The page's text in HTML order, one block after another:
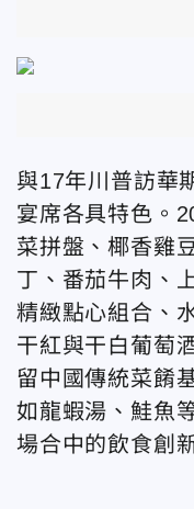
與17年川普訪華
宴席各具特色。
菜拼盤、椰香雞
丁、番茄牛肉、
精緻點心組合、
干紅與干白葡萄
留中國傳統菜餚
如龍蝦湯、鮭魚
場合中的飲食創